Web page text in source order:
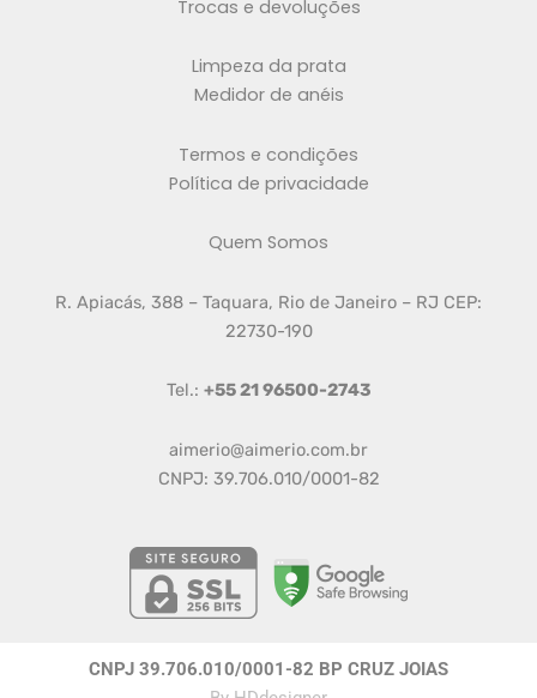
Trocas e devoluções
Limpeza da prata
Medidor de anéis
Termos e condições
Política de privacidade
Quem Somos
R. Apiacás, 388 – Taquara, Rio de Janeiro – RJ CEP:
22730-190
Tel.: +55 21 96500-2743
aimerio@aimerio.com.br
CNPJ: 39.706.010/0001-82
CNPJ 39.706.010/0001-82 BP CRUZ JOIAS